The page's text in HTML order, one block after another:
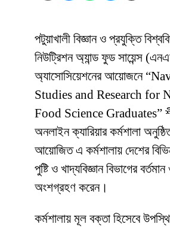
পটুয়াখালী বিজ্ঞান ও প্রযুক্তি
নিউট্রিশন অ্যান্ড ফুড সায়েন্স
অ্যাসোসিয়েশনের আয়োজনে
Studies and Research for
Food Science Graduates”
অনলাইন ক্যারিয়ার কর্মশালা
আয়োজিত এ কর্মশালায় দেশের
পুষ্টি ও খাদ্যবিজ্ঞান বিভাগের
অংশগ্রহণ করেন।
কর্মশালায় মূল বক্তা হিসেবে